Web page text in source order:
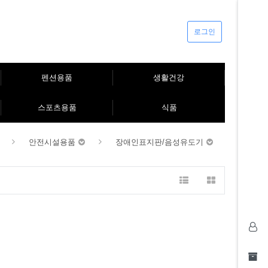
로그인
펜션용품 생활건강
스포츠용품 식품
안전시설용품 장애인표지판/음성유도기